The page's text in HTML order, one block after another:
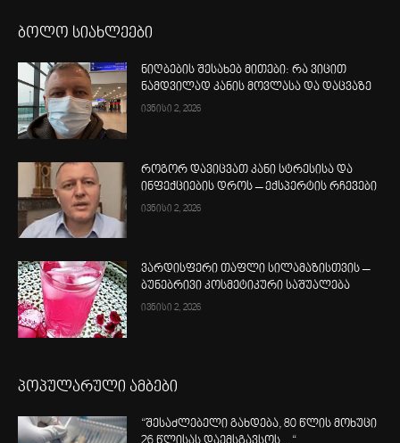
ბოლო სიახლეები
ნიღბების შესახებ მითები: რა ვიცით
ნამდვილად კანის მოვლასა და დაცვაზე
ივნისი 2, 2026
როგორ დავიცვათ კანი სტრესისა და
ინფექციების დროს – ექსპერტის რჩევები
ივნისი 2, 2026
ვარდისფერი თაფლი სილამაზისთვის –
ბუნებრივი კოსმეტიკური საშუალება
ივნისი 2, 2026
პოპულარული ამბები
“შესაძლებელი გახდება, 80 წლის მოხუცი